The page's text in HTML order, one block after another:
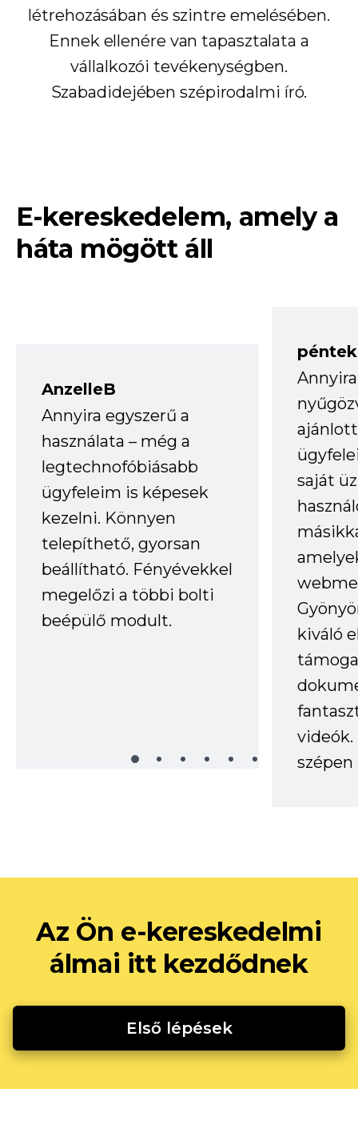
létrehozásában és szintre emelésében.
Ennek ellenére van tapasztalata a
vállalkozói tevékenységben.
Szabadidejében szépirodalmi író.
E-kereskedelem, amely a
háta mögött áll
AnzelleB
Annyira egyszerű a
használata – még a
legtechnofóbiásabb
ügyfeleim is képesek
kezelni. Könnyen
telepíthető, gyorsan
beállítható. Fényévekkel
megelőzi a többi bolti
beépülő modult.
saját
kiváló
videók.
Az Ön e-kereskedelmi
álmai itt kezdődnek
Első lépések